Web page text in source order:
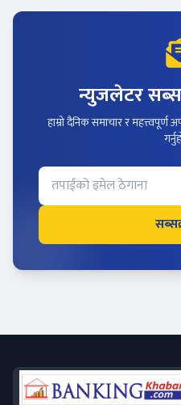
न्युजलेटर
हाम्रो दैनिक समाचार र